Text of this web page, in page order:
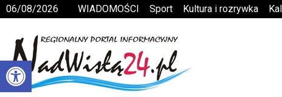
Otwórz pasek narzędzi
06/08/2026 WIADOMOŚCI Sport Kultura i rozrywka